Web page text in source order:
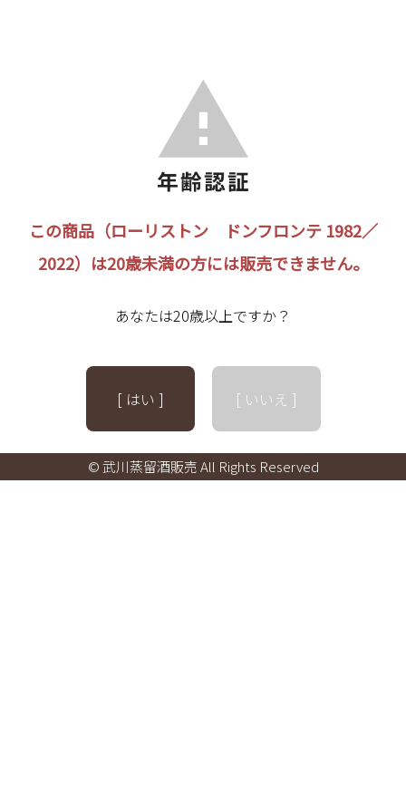
この商品（ローリストン ドンフロンテ 1982／
2022）は20歳未満の方には販売できません。
あなたは20歳以上ですか？
[ はい ] [ いいえ ]
© 武川蒸留酒販売 All Rights Reserved